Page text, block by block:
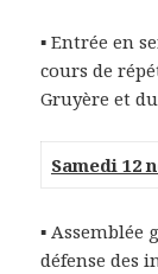
▪ Entrée en
cours de
Gruyère et
Samedi 12
▪ Assemblée
défense des